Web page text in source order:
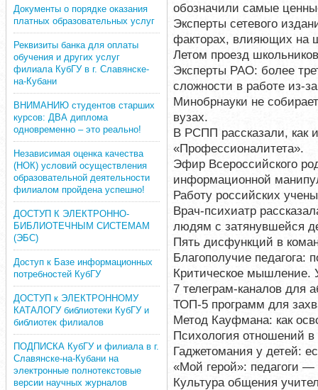
Документы о порядке оказания
платных образовательных услуг
Реквизиты банка для оплаты
обучения и других услуг
филиала КубГУ в г. Славянске-
на-Кубани
ВНИМАНИЮ студентов старших
курсов: ДВА диплома
одновременно – это реально!
Независимая оценка качества
(НОК) условий осуществления
образовательной деятельности
филиалом пройдена успешно!
ДОСТУП К ЭЛЕКТРОННО-
БИБЛИОТЕЧНЫМ СИСТЕМАМ
(ЭБС)
Доступ к Базе информационных
потребностей КубГУ
ДОСТУП к ЭЛЕКТРОННОМУ
КАТАЛОГУ библиотеки КубГУ и
библиотек филиалов
ПОДПИСКА КубГУ и филиала в г.
Славянске-на-Кубани на
электронные полнотекстовые
версии научных журналов
обозначили самые
Эксперты сетевого
факторах, влияющих на
Летом проезд
Эксперты РАО: более
сложности в работе из-
Минобрнауки не
вузах.
В РСПП рассказали, как
«Профессионалитета».
Эфир Всероссийского
информационной
Работу российских
Врач-психиатр
людям с затянувшейся
Пять дисфункций в
Благополучие педагога:
Критическое мышление.
7 телеграм-каналов для
ТОП-5 программ для
Метод Кауфмана: как
Психология отношений
Гаджетомания у детей:
«Мой герой»: педагоги
Культура общения